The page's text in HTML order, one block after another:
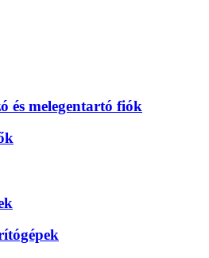
és melegentartó fiók